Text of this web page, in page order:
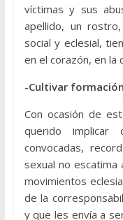
víctimas y sus
apellido, un
social y eclesial,
en el corazón, en la
-Cultivar
Con ocasión de
querido implicar
convocadas,
sexual no escatima
movimientos
de la
y que les envía a